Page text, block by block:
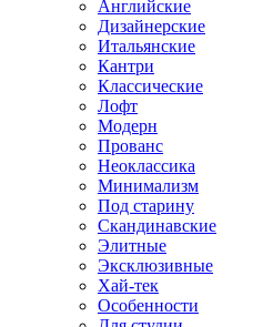
Английские
Дизайнерские
Итальянские
Кантри
Классические
Лофт
Модерн
Прованс
Неоклассика
Минимализм
Под старину
Скандинавские
Элитные
Эксклюзивные
Хай-тек
Особенности